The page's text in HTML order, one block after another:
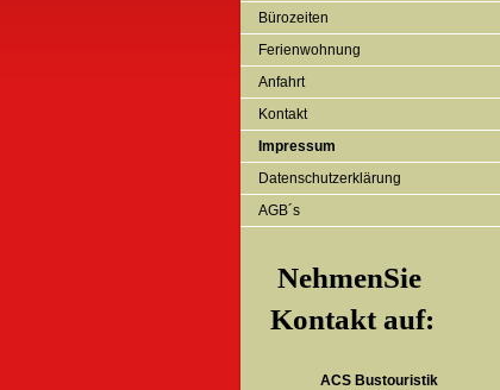
Bürozeiten
Ferienwohnung
Anfahrt
Kontakt
Impressum
Datenschutzerklärung
AGB´s
NehmenSie
Kontakt auf:
ACS Bustouristik